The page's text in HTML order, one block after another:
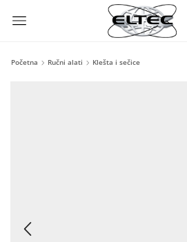
Početna Ručni alati Klešta i sečice